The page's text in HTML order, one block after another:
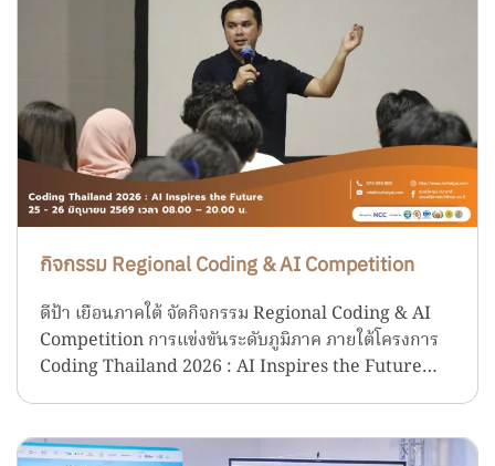
กิจกรรม Regional Coding & AI Competition
ดีป้า เยือนภาคใต้ จัดกิจกรรม Regional Coding & AI
Competition การแข่งขันระดับภูมิภาค ภายใต้โครงการ
Coding Thailand 2026 : AI Inspires the Future…